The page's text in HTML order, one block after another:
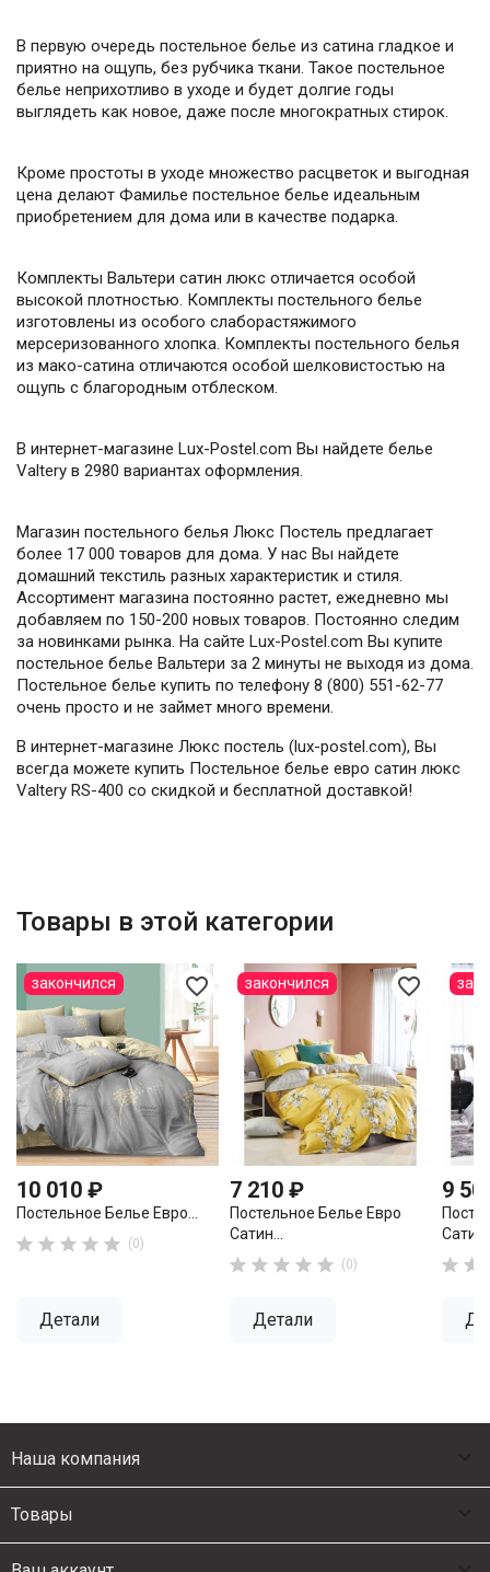
В первую очередь постельное белье из сатина гладкое и
приятно на ощупь, без рубчика ткани. Такое постельное
белье неприхотливо в уходе и будет долгие годы
выглядеть как новое, даже после многократных стирок.
Кроме простоты в уходе множество расцветок и выгодная
цена делают Фамилье постельное белье идеальным
приобретением для дома или в качестве подарка.
Комплекты Вальтери сатин люкс отличается особой
высокой плотностью. Комплекты постельного белье
изготовлены из особого слаборастяжимого
мерсеризованного хлопка. Комплекты постельного белья
из мако-сатина отличаются особой шелковистостью на
ощупь с благородным отблеском.
В интернет-магазине Lux-Postel.com Вы найдете белье
Valtery в 2980 вариантах оформления.
Магазин постельного белья Люкс Постель предлагает
более 17 000 товаров для дома. У нас Вы найдете
домашний текстиль разных характеристик и стиля.
Ассортимент магазина постоянно растет, ежедневно мы
добавляем по 150-200 новых товаров. Постоянно следим
за новинками рынка. На сайте Lux-Postel.com Вы купите
постельное белье Вальтери за 2 минуты не выходя из дома.
Постельное белье купить по телефону 8 (800) 551-62-77
очень просто и не займет много времени.
В интернет-магазине Люкс постель (lux-postel.com), Вы
всегда можете купить Постельное белье евро сатин люкс
Valtery RS-400 со скидкой и бесплатной доставкой!
Товары в этой категории
favorite_border
10 010 ₽
Постельное Белье Евро...
     (0)
Детали
закончился favorite_border
7 210 ₽
Постельное Белье Евро
Сатин...
     (0)
Детали
закончился
9
 
Наша компания
Товары